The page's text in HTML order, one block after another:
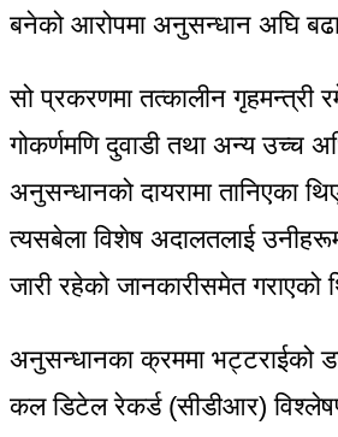
बनेको आरोपमा अनुसन्धान अघि
सो प्रकरणमा तत्कालीन
गोकर्णमणि दुवाडी तथा अन्य उच्च
अनुसन्धानको दायरामा तानिएका
त्यसबेला विशेष अदालतलाई
जारी रहेको जानकारीसमेत गराएको
अनुसन्धानका क्रममा भट्टराईको
कल डिटेल रेकर्ड (सीडीआर)